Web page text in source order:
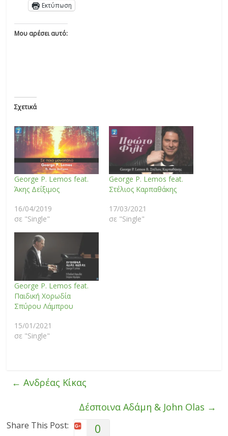
Εκτύπωση
Μου αρέσει αυτό:
Σχετικά
George P. Lemos feat.
Άκης Δείξιμος
16/04/2019
σε "Single"
George P. Lemos feat.
Στέλιος Καρπαθάκης
17/03/2021
σε "Single"
George P. Lemos feat.
Παιδική Χορωδία
Σπύρου Λάμπρου
15/01/2021
σε "Single"
← Ανδρέας Κίκας
Δέσποινα Αδάμη & John Olas →
Share This Post: 0